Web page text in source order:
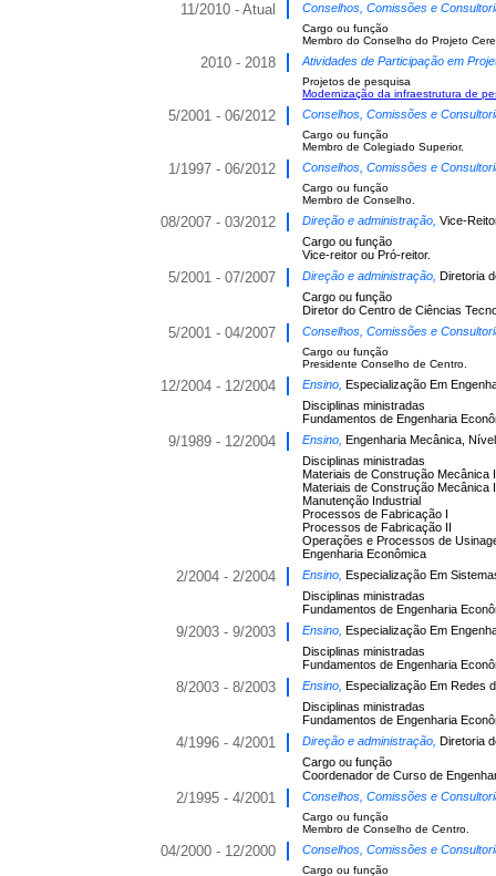
11/2010 - Atual Conselhos, Comissões e
Cargo ou função
Membro do Conselho do Projeto
2010 - 2018 Atividades de Participação em
Projetos de pesquisa
Modernização da infraestrutura de
5/2001 - 06/2012 Conselhos, Comissões e
Cargo ou função
Membro de Colegiado Superior.
1/1997 - 06/2012 Conselhos, Comissões e
Cargo ou função
Membro de Conselho.
08/2007 - 03/2012 Direção e administração, Vice-
Cargo ou função
Vice-reitor ou Pró-reitor.
5/2001 - 07/2007 Direção e administração, Diretoria
Cargo ou função
Diretor do Centro de Ciências
5/2001 - 04/2007 Conselhos, Comissões e
Cargo ou função
Presidente Conselho de Centro.
12/2004 - 12/2004 Ensino, Especialização Em
Disciplinas ministradas
Fundamentos de Engenharia
9/1989 - 12/2004 Ensino, Engenharia Mecânica,
Disciplinas ministradas
Materiais de Construção Mecânica I
Materiais de Construção Mecânica
Manutenção Industrial
Processos de Fabricação I
Processos de Fabricação II
Operações e Processos de
Engenharia Econômica
2/2004 - 2/2004 Ensino, Especialização Em
Disciplinas ministradas
Fundamentos de Engenharia
9/2003 - 9/2003 Ensino, Especialização Em
Disciplinas ministradas
Fundamentos de Engenharia
8/2003 - 8/2003 Ensino, Especialização Em Redes
Disciplinas ministradas
Fundamentos de Engenharia
4/1996 - 4/2001 Direção e administração, Diretoria
Cargo ou função
Coordenador de Curso de
2/1995 - 4/2001 Conselhos, Comissões e
Cargo ou função
Membro de Conselho de Centro.
04/2000 - 12/2000 Conselhos, Comissões e
Cargo ou função